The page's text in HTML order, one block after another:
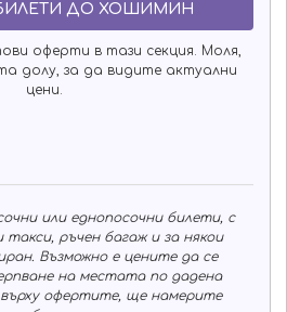
ДО ХОШИМИН
оферти в тази секция. Моля,
долу, за да видите актуални
цени.
или еднопосочни билети, с
ръчен багаж и за някои
Възможно е цените да се
на местата по дадена
офертите, ще намерите